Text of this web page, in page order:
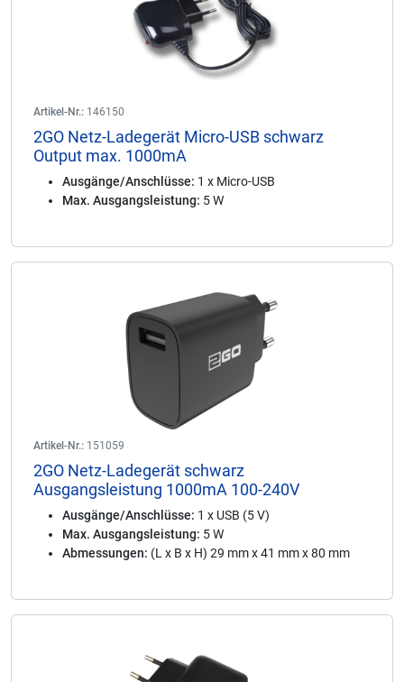
Artikel-Nr.: 146150
2GO Netz-Ladegerät Micro-USB schwarz
Output max. 1000mA
Ausgänge/Anschlüsse: 1 x Micro-USB
Max. Ausgangsleistung: 5 W
Artikel-Nr.: 151059
2GO Netz-Ladegerät schwarz
Ausgangsleistung 1000mA 100-240V
Ausgänge/Anschlüsse: 1 x USB (5 V)
Max. Ausgangsleistung: 5 W
Abmessungen: (L x B x H) 29 mm x 41 mm x 80 mm